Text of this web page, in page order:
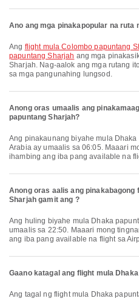
Ano ang mga pinakapopular na ruta
Ang flight mula Colombo papuntang
papuntang Sharjah ang mga
Sharjah. Nag-aalok ang mga rutang
sa mga pangunahing lungsod.
Anong oras umaalis ang
papuntang Sharjah?
Ang pinakaunang biyahe mula Dhaka papuntang Sharjah gamit ang Air
Arabia ay umaalis sa 06:05. Maaari
ihambing ang iba pang available na
Anong oras aalis ang pinakabagong
Sharjah gamit ang ?
Ang huling biyahe mula Dhaka papuntang Sharjah gamit ang Air Arabia ay
umaalis sa 22:50. Maaari mong
ang iba pang available na flight sa
Gaano katagal ang flight mula
Ang tagal ng flight mula Dhaka